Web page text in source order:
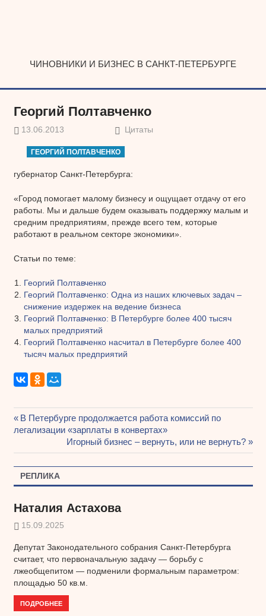
ЧИНОВНИКИ И БИЗНЕС В САНКТ-ПЕТЕРБУРГЕ
Георгий Полтавченко
13.06.2013 Цитаты
ГЕОРГИЙ ПОЛТАВЧЕНКО
губернатор Санкт-Петербурга:
«Город помогает малому бизнесу и ощущает отдачу от его
работы. Мы и дальше будем оказывать поддержку малым и
средним предприятиям, прежде всего тем, которые
работают в реальном секторе экономики».
Статьи по теме:
Георгий Полтавченко
Георгий Полтавченко: Одна из наших ключевых задач –
снижение издержек на ведение бизнеса
Георгий Полтавченко: В Петербурге более 400 тысяч
малых предприятий
Георгий Полтавченко насчитал в Петербурге более 400
тысяч малых предприятий
Навигация
по
записям
Предыдущая
запись:
В Петербурге продолжается работа комиссий по
легализации «зарплаты в конвертах»
Следующая
запись:
Игорный бизнес – вернуть, или не вернуть?
РЕПЛИКА
Наталия Астахова
15.09.2025
Депутат Законодательного собрания Санкт-Петербурга
считает, что первоначальную задачу — борьбу с
лжеобщепитом — подменили формальным параметром:
площадью 50 кв.м.
ПОДРОБНЕЕ